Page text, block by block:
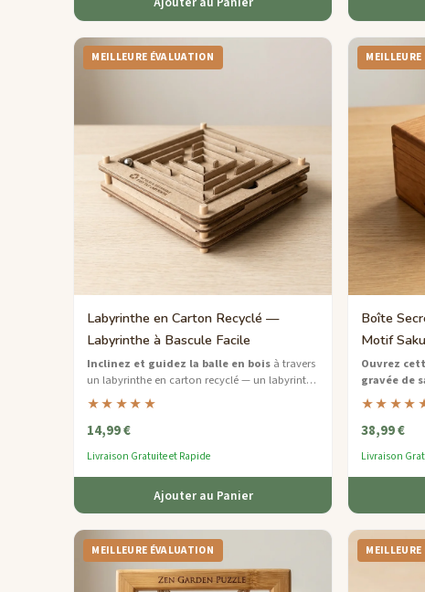
MEILLEURE ÉVALUATION
Labyrinthe en Carton Recyclé —
Labyrinthe à Bascule Facile
Inclinez et guidez la balle en boisà travers
un labyrinthe en carton recyclé — un labyrinthe
amical pour la planète qui ravit tous les âges.
★★★★★
14,99 €
Livraison Gratuite et Rapide
Ajouter au Panier
Boîte
Motif
Ouvrez
gravée de
une boîte
une délicate
38,99 €
Livraison
MEILLEURE ÉVALUATION